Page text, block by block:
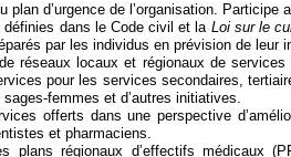
plan d’urgence de l’organisation. Participe
définies dans le Code civil et la Loi sur le
par les individus en prévision de leur
réseaux locaux et régionaux de
pour les services secondaires,
femmes et d’autres initiatives.
offerts dans une perspective
et pharmaciens.
plans régionaux d’effectifs médicaux